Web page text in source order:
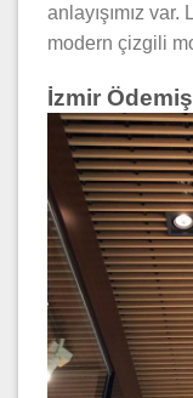
anlayışımız
modern çizgili
İzmir